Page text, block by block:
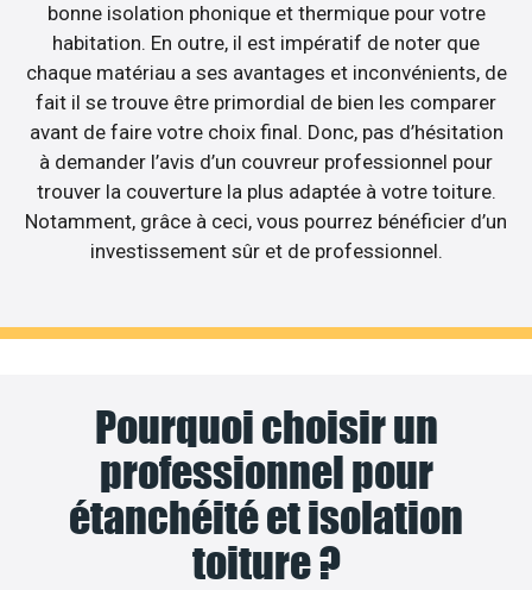
bonne isolation phonique et thermique pour votre
habitation. En outre, il est impératif de noter que
chaque matériau a ses avantages et inconvénients, de
fait il se trouve être primordial de bien les comparer
avant de faire votre choix final. Donc, pas d’hésitation
à demander l’avis d’un couvreur professionnel pour
trouver la couverture la plus adaptée à votre toiture.
Notamment, grâce à ceci, vous pourrez bénéficier d’un
investissement sûr et de professionnel.
Pourquoi choisir un
professionnel pour
étanchéité et isolation
toiture ?